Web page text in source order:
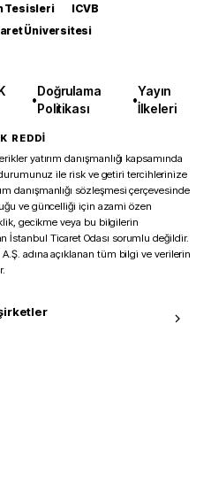
Tesisleri
ICVB
Üniversitesi
•
Doğrulama
Politikası
•
Yayın
İlkeleri
REDDİ
yatırım danışmanlığı kapsamında
durumunuz ile risk ve getiri tercihlerinize
danışmanlığı sözleşmesi çerçevesinde
ve güncelliği için azami özen
gecikme veya bu bilgilerin
İstanbul Ticaret Odası sorumlu değildir.
adına açıklanan tüm bilgi ve verilerin